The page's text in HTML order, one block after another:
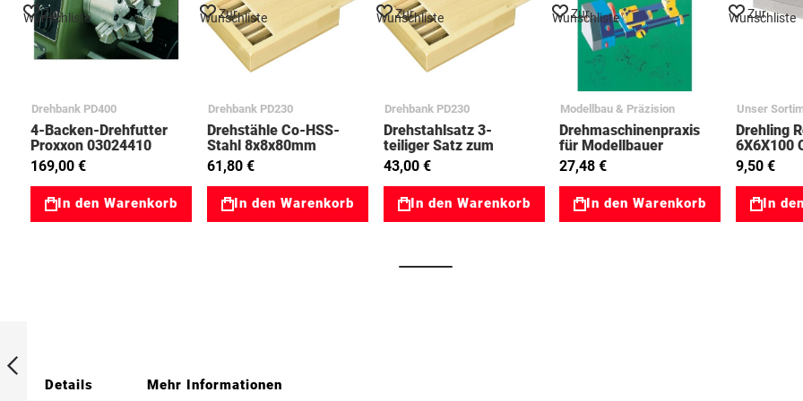
Zur
Wunschliste
Drehbank PD400
4-Backen-Drehfutter
Proxxon 03024410
169,00 €
In den Warenkorb
Zur
Wunschliste
Drehbank PD230
Drehstähle Co-HSS-
Stahl 8x8x80mm
Proxxon 03024530
61,80 €
In den Warenkorb
Zur
Wunschliste
Drehbank PD230
Drehstahlsatz 3-
teiliger Satz zum
Gewindeschneiden
8x8x80 Proxxon
03024540
43,00 €
In den Warenkorb
Zur
Wunschliste
Modellbau & Präzision
Drehmaschinenpraxis
für Modellbauer
PROXXON
27,48 €
In den Warenkorb
Zur
Wunschliste
Unser
Drehling
6X6X100
90701017
9,50 €
In
Details Mehr Informationen